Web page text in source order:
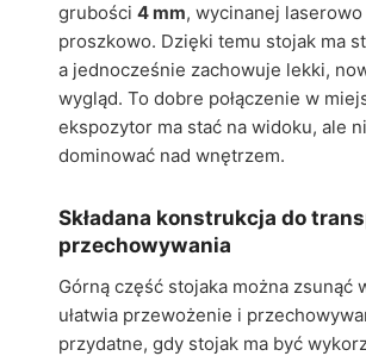
grubości 4 mm, wycinanej
proszkowo. Dzięki temu stojak ma
a jednocześnie zachowuje lekki,
wygląd. To dobre połączenie w
ekspozytor ma stać na widoku, ale
dominować nad wnętrzem.
Składana konstrukcja do
przechowywania
Górną część stojaka można zsunąć
ułatwia przewożenie i
przydatne, gdy stojak ma być